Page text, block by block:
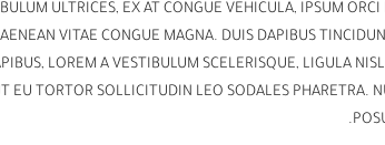
ULTRICES, EX AT CONGUE VEHICULA, IPSUM
VITAE CONGUE MAGNA. DUIS DAPIBUS
LOREM A VESTIBULUM SCELERISQUE, LIGULA NISL
EU TORTOR SOLLICITUDIN LEO SODALES PHARETRA.